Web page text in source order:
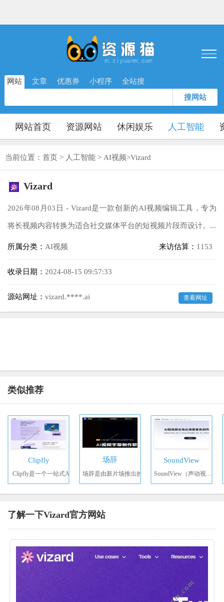
网站 文章 优惠券 小程序 全站搜
搜网站
网站首页 资源网站 休闲娱乐 人工智能
当前位置： 首页 > 人工智能 > AI视频>Vizard
Vizard
2026年08月03日 - Vizard是一款创新的AI视频编辑工具，专为
将长视频内容转换为适合社交媒体平台的短视频片段而设计。...
所属分类： AI视频 来访估算： 1153
收录日期： 2024-08-15 09:57:33
源站网址： vizard.****.ai 查看网址
类似推荐
Clipfly
Clipfly是一个一站式A
场辞
场辞是由新片场推出的
SoundView
SoundView（声动视界）是
了解一下Vizard官方网站